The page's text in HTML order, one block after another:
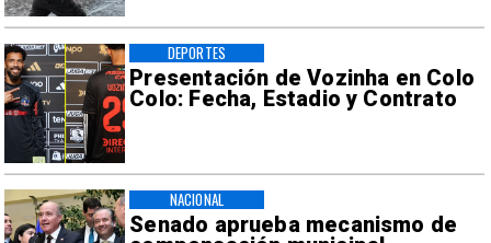
Presentación de Vozinha en Colo
Colo: Fecha, Estadio y Contrato
DEPORTES
Senado aprueba mecanismo de
NACIONAL